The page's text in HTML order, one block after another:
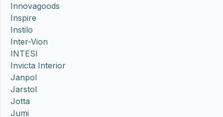
Innovagoods
Inspire
Instilo
Inter-Vion
INTESI
Invicta Interior
Janpol
Jarstol
Jotta
Jumi